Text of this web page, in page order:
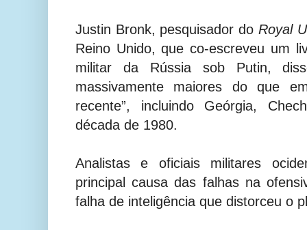
Justin Bronk, pesquisador do Royal
Reino Unido, que co-escreveu um
militar da Rússia sob Putin,
massivamente maiores do que
recente”, incluindo Geórgia,
década de 1980.
Analistas e oficiais militares
principal causa das falhas na
falha de inteligência que distorceu o